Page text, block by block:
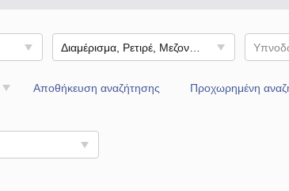
Αποθήκευση αναζήτησης Προχωρημένη